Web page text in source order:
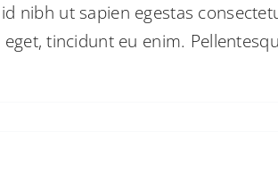
nibh ut sapien egestas
tincidunt eu enim.